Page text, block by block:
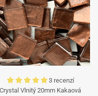
3 recenzí
Crystal Vlnitý 20mm Kakaová